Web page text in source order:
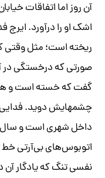
آن روز اما اتفاقات
اشک او را درآورد.
ریخته است؛ مثل وقتی
صورتی که درخستگی در
داخل شهری است و
اتوبوس‌های بی‌آرتی خط
نفسی تنگ که یادگار